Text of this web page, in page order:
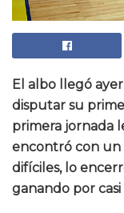
El albo llegó
disputar su
primera jornada
encontró con un
difíciles, lo
ganando por